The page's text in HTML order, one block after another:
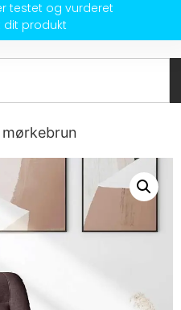
testet og vurderet
dit produkt